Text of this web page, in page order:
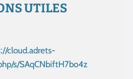
UTILES
cloud.adrets-
s/SAqCNbiftH7bo4z